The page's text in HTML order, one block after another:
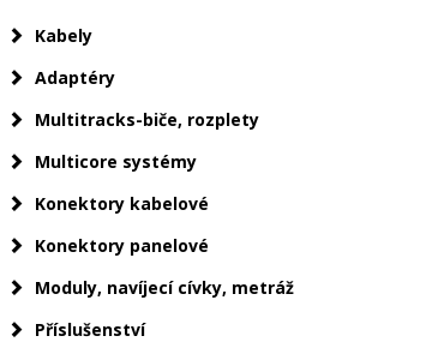
Kabely
Adaptéry
Multitracks-biče, rozplety
Multicore systémy
Konektory kabelové
Konektory panelové
Moduly, navíjecí cívky, metráž
Příslušenství